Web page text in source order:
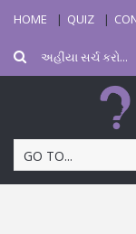
HOME QUIZ
GO TO...